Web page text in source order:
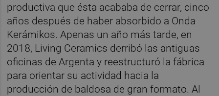
productiva que ésta acababa de cerrar, cinco
años después de haber absorbido a Onda
Kerámikos. Apenas un año más tarde, en
2018, Living Ceramics derribó las antiguas
oficinas de Argenta y reestructuró la fábrica
para orientar su actividad hacia la
producción de baldosa de gran formato. Al